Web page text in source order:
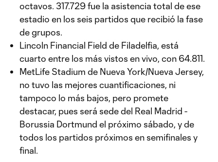
octavos. 317.729 fue la asistencia total de ese
estadio en los seis partidos que recibió la fase
de grupos.
Lincoln Financial Field de Filadelfia, está
cuarto entre los más vistos en vivo, con 64.811.
MetLife Stadium de Nueva York/Nueva Jersey,
no tuvo las mejores cuantificaciones, ni
tampoco lo más bajos, pero promete
destacar, pues será sede del Real Madrid -
Borussia Dortmund el próximo sábado, y de
todos los partidos próximos en semifinales y
final.